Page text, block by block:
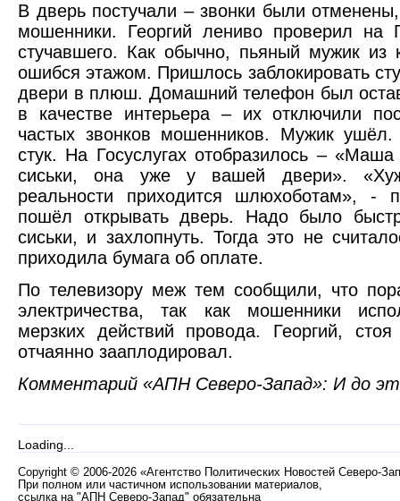
В дверь постучали – звонки были
мошенники. Георгий лениво проверил на
стучавшего. Как обычно, пьяный мужик из
ошибся этажом. Пришлось заблокировать
двери в плюш. Домашний телефон был
в качестве интерьера – их отключили
частых звонков мошенников. Мужик
стук. На Госуслугах отобразилось – «Маша
сиськи, она уже у вашей двери».
реальности приходится шлюхоботам», -
пошёл открывать дверь. Надо было
сиськи, и захлопнуть. Тогда это не
приходила бумага об оплате.
По телевизору меж тем сообщили, что
электричества, так как мошенники
мерзких действий провода. Георгий,
отчаянно зааплодировал.
Комментарий «АПН Северо-Запад»: И до
Loading...
Copyright © 2006-2026 «Агентство Политических Новостей Северо-
При полном или частичном использовании материалов,
ссылка на "АПН Северо-Запад" обязательна